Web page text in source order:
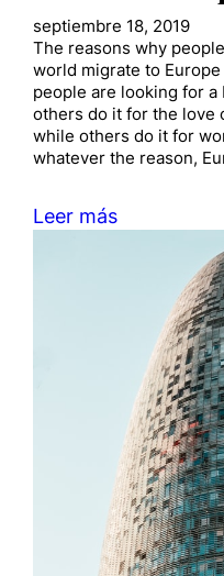
septiembre 18, 2019
The reasons why
world migrate to
people are looking for
others do it for the love
while others do it for
whatever the reason,
Leer más